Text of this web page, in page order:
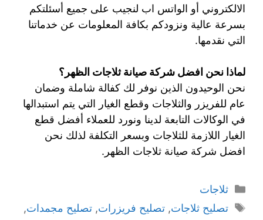
الالكتروني أو الواتس اب لنجيب على جميع أسئلتكم
بسرعة عالية ونزودكم بكافة المعلومات عن خدماتنا
التي نقدمها.
لماذا نحن افضل شركة صيانة ثلاجات الظهر؟
نحن الوحيدون الذين نوفر لك كفالة شاملة وضمان
عام للفريزر والثلاجات وقطع الغيار التي يتم استبدالها
في الوكالات التابعة لدينا ونورد للعملاء أفضل قطع
الغيار اللازمة للثلاجات وبسعر التكلفة لذلك نحن
افضل شركة صيانة ثلاجات الظهر.
ثلاجات
تصليح ثلاجات, تصليح فريزرات, تصليح مجمدات,